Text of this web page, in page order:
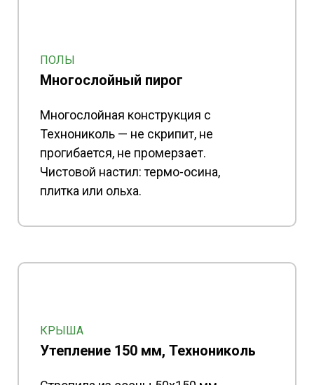
Многослойная конструкция с
Технониколь — не скрипит, не
прогибается, не промерзает.
Чистовой настил: термо-осина,
плитка или ольха.
Многослойный пирог
ПОЛЫ
Утепление 150 мм, Технониколь
КРЫША